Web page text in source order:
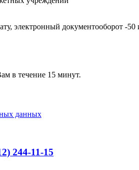
электронный документооборот -
в течение 15 минут.
данных
244-11-15